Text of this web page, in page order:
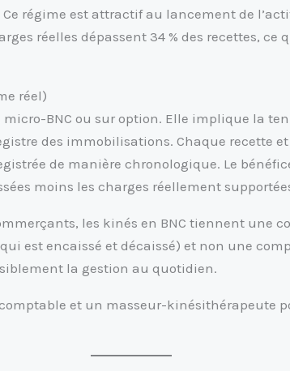
Ce régime est attractif au lancement de
réelles dépassent 34 % des recettes, ce
réel)
micro-BNC ou sur option. Elle implique la
des immobilisations. Chaque recette
de manière chronologique. Le
moins les charges réellement
les kinés en BNC tiennent une
est encaissé et décaissé) et non une
la gestion au quotidien.